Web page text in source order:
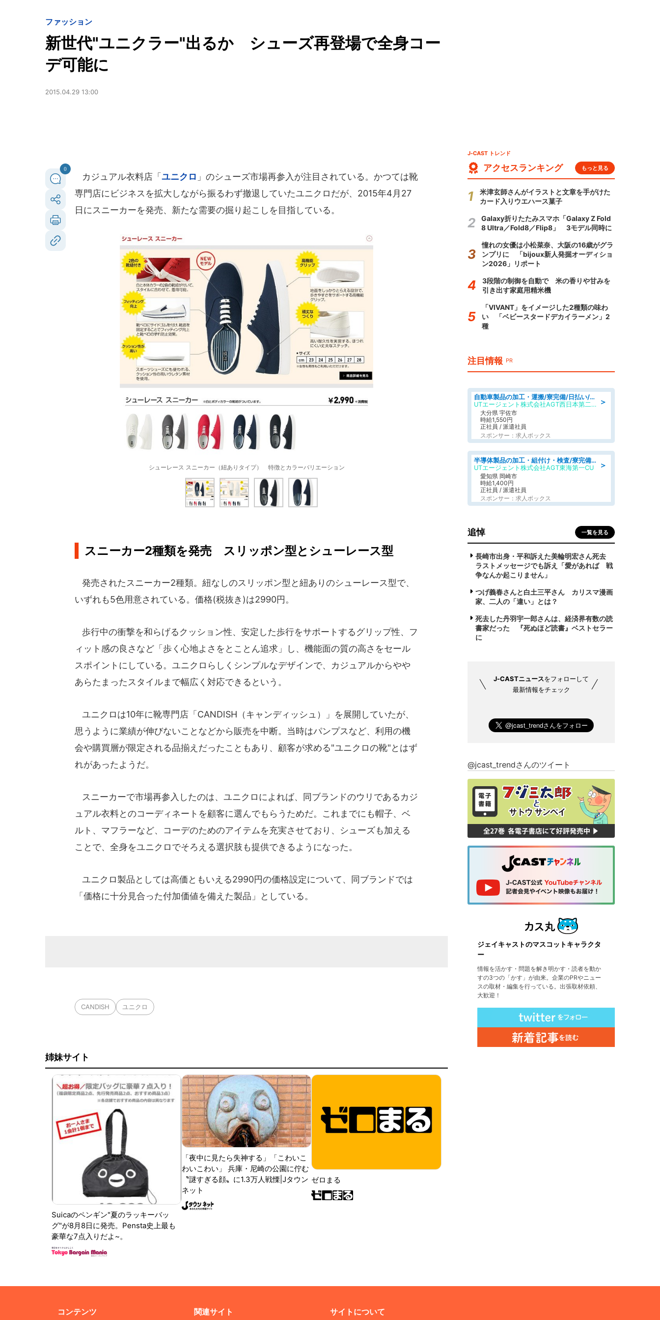
ファッション
新世代"ユニクラー"出るか シューズ再登場で全身コー
デ可能に
2015.04.29 13:00
0
カジュアル衣料店「 ユニクロ 」のシューズ市場再参入が注目されている。かつては靴
専門店にビジネスを拡大しながら振るわず撤退していたユニクロだが、2015年4月27
日にスニーカーを発売、新たな需要の掘り起こしを目指している。
シューレース スニーカー（紐ありタイプ） 特徴とカラーバリエーション
スニーカー2種類を発売 スリッポン型とシューレース型
発売されたスニーカー2種類。紐なしのスリッポン型と紐ありのシューレース型で、
いずれも5色用意されている。価格(税抜き)は2990円。
歩行中の衝撃を和らげるクッション性、安定した歩行をサポートするグリップ性、フ
ィット感の良さなど「歩く心地よさをとことん追求」し、機能面の質の高さをセール
スポイントにしている。ユニクロらしくシンプルなデザインで、カジュアルからやや
あらたまったスタイルまで幅広く対応できるという。
ユニクロは10年に靴専門店「CANDISH（キャンディッシュ）」を展開していたが、
思うように業績が伸びないことなどから販売を中断。当時はパンプスなど、利用の機
会や購買層が限定される品揃えだったこともあり、顧客が求める"ユニクロの靴"とはず
れがあったようだ。
スニーカーで市場再参入したのは、ユニクロによれば、同ブランドのウリであるカジ
ュアル衣料とのコーディネートを顧客に選んでもらうためだ。これまでにも帽子、ベ
ルト、マフラーなど、コーデのためのアイテムを充実させており、シューズも加える
ことで、全身をユニクロでそろえる選択肢も提供できるようになった。
ユニクロ製品としては高価ともいえる2990円の価格設定について、同ブランドでは
「価格に十分見合った付加価値を備えた製品」としている。
CANDISH ユニクロ
姉妹サイト
Suicaのペンギン"夏のラッキーバッ
グ"が8月8日に発売。Pensta史上最も
豪華な7点入りだよ~。
「夜中に見たら失神する」「こわいこ
わいこわい」 兵庫・尼崎の公園に佇む
〝謎すぎる顔〟に1.3万人戦慄|Jタウン
ネット
ゼロまる
J-CAST トレンド
アクセスランキング もっと見る
米津玄師さんがイラストと文章を手がけた
カード入りウエハース菓子
Galaxy折りたたみスマホ「Galaxy Z Fold
8 Ultra／Fold8／Flip8」 3モデル同時に
憧れの女優は小松菜奈、大阪の16歳がグラ
ンプリに 「bijoux新人発掘オーディショ
ン2026」リポート
3段階の制御を自動で 米の香りや甘みを
引き出す家庭用精米機
「VIVANT」をイメージした2種類の味わ
い 「ベビースタードデカイラーメン」2
種
注目情報 PR
＞
自動車製品の加工・運搬/寮完備/日払い/工場・製造
UTエージェント株式会社AGT西日本第二CU
大分県 宇佐市
時給1,550円
正社員 / 派遣社員
スポンサー：求人ボックス
＞
半導体製品の加工・組付け・検査/寮完備/日勤/日払い/工場・製造
UTエージェント株式会社AGT東海第一CU
愛知県 岡崎市
時給1,400円
正社員 / 派遣社員
スポンサー：求人ボックス
追悼 一覧を見る
長崎市出身・平和訴えた美輪明宏さん死去
ラストメッセージでも訴え「愛があれば 戦
争なんか起こりません」
つげ義春さんと白土三平さん カリスマ漫画
家、二人の「違い」とは？
死去した丹羽宇一郎さんは、経済界有数の読
書家だった 『死ぬほど読書』ベストセラー
に
J-CASTニュースをフォローして
最新情報をチェック
@jcast_trendさんのツイート
ジェイキャストのマスコットキャラクタ
ー
情報を活かす・問題を解き明かす・読者を動か
すの3つの「かす」が由来。企業のPRやニュー
スの取材・編集を行っている。出張取材依頼、
大歓迎！
コンテンツ 関連サイト サイトについて